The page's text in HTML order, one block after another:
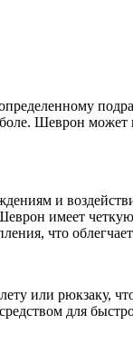
Шеврон может
и
имеет
что
или рюкзаку,
для